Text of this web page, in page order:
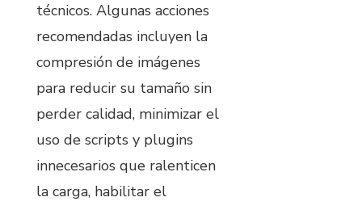
técnicos. Algunas acciones
recomendadas incluyen la
compresión de imágenes
para reducir su tamaño sin
perder calidad, minimizar el
uso de scripts y plugins
innecesarios que ralenticen
la carga, habilitar el